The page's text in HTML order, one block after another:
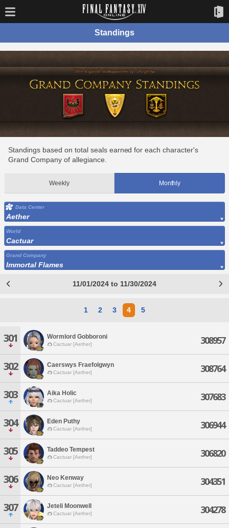
Standings
Standings based on total seals earned for each character's
Grand Company of allegiance.
Weekly Monthly
Data Center
Aether
World
Cactuar
Grand Company
Immortal Flames
11/01/2024 to 11/30/2024
1 2 3 4 5
301 Wormlord Gobboroni
Cactuar [Aether] 308957
302 Caerswys Fraefolgwyn
Cactuar [Aether] 308764
303 Aika Holic
Cactuar [Aether] 307683
304 Eden Puthy
Cactuar [Aether] 306944
305 Taddeo Tempest
Cactuar [Aether] 306820
306 Neo Kenway
Cactuar [Aether] 304351
307 Jeteli Moonwell
Cactuar [Aether] 304278